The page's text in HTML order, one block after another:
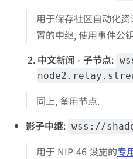
用于保存社区自动化
置的中继, 使用事件公
中文新闻 - 子节点:
同上, 备用节点.
影子中继: wss://
用于 NIP-46 设施的专